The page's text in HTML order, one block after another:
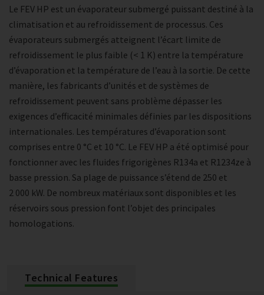
Le FEV HP est un évaporateur submergé puissant destiné à la
climatisation et au refroidissement de processus. Ces
évaporateurs submergés atteignent l’écart limite de
refroidissement le plus faible (< 1 K) entre la température
d’évaporation et la température de l’eau à la sortie. De cette
manière, les fabricants d’unités et de systèmes de
refroidissement peuvent sans problème dépasser les
exigences d’efficacité minimales définies par les dispositions
internationales. Les températures d’évaporation sont
comprises entre 0 °C et 10 °C. Le FEV HP a été optimisé pour
fonctionner avec les fluides frigorigènes R134a et R1234ze à
basse pression. Sa plage de puissance s’étend de 250 et
2 000 kW. De nombreux matériaux sont disponibles et les
réservoirs sous pression font l’objet des principales
homologations.
Technical Features